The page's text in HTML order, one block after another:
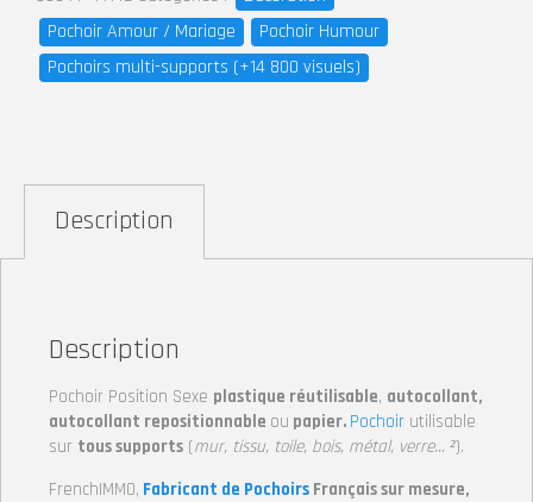
Pochoir Amour / Mariage
Pochoir Humour
Pochoirs multi-supports (+14 800 visuels)
Description
Description
Pochoir Position Sexe plastique réutilisable, autocollant,
autocollant repositionnable ou papier. Pochoir utilisable
sur tous supports (mur, tissu, toile, bois, métal, verre… ²).
FrenchIMMO, Fabricant de Pochoirs Français sur mesure,